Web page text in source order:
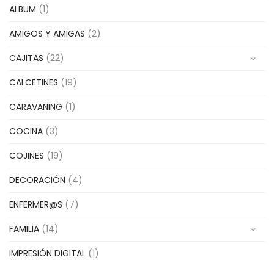
ALBUM (1)
AMIGOS Y AMIGAS (2)
CAJITAS (22)
CALCETINES (19)
CARAVANING (1)
COCINA (3)
COJINES (19)
DECORACIÓN (4)
ENFERMER@S (7)
FAMILIA (14)
IMPRESIÓN DIGITAL (1)